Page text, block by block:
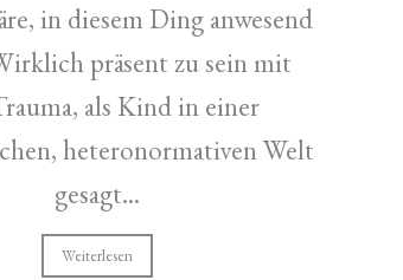
in diesem Ding anwesend
präsent zu sein mit
als Kind in einer
heteronormativen Welt
gesagt...
Weiterlesen